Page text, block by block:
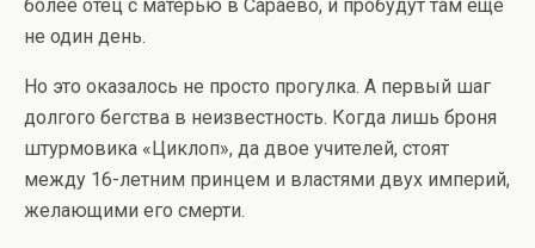
более отец с матерью в Сараево, и пробудут там еще
не один день.
Но это оказалось не просто прогулка. А первый шаг
долгого бегства в неизвестность. Когда лишь броня
штурмовика «Циклоп», да двое учителей, стоят
между 16-летним принцем и властями двух империй,
желающими его смерти.